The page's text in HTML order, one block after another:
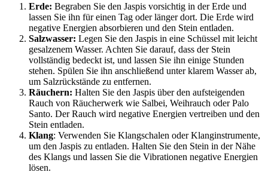
Erde: Begraben Sie den Jaspis vorsichtig in der Erde und
lassen Sie ihn für einen Tag oder länger dort. Die Erde wird
negative Energien absorbieren und den Stein entladen.
Salzwasser: Legen Sie den Jaspis in eine Schüssel mit leicht
gesalzenem Wasser. Achten Sie darauf, dass der Stein
vollständig bedeckt ist, und lassen Sie ihn einige Stunden
stehen. Spülen Sie ihn anschließend unter klarem Wasser ab,
um Salzrückstände zu entfernen.
Räuchern: Halten Sie den Jaspis über den aufsteigenden
Rauch von Räucherwerk wie Salbei, Weihrauch oder Palo
Santo. Der Rauch wird negative Energien vertreiben und den
Stein entladen.
Klang: Verwenden Sie Klangschalen oder Klanginstrumente,
um den Jaspis zu entladen. Halten Sie den Stein in der Nähe
des Klangs und lassen Sie die Vibrationen negative Energien
lösen.